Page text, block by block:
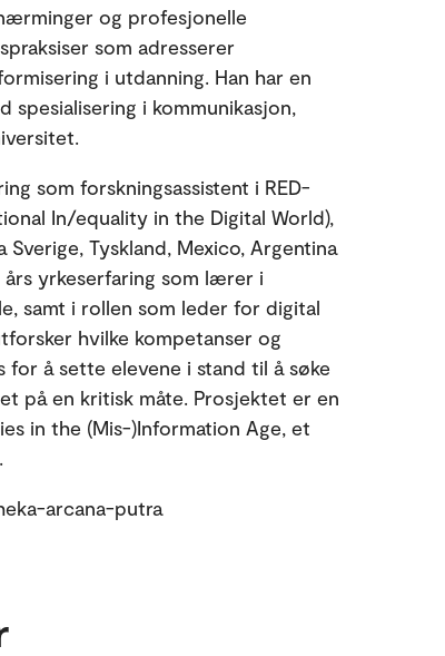
og profesjonelle
som adresserer
i utdanning. Han har en
spesialisering i kommunikasjon,
som forskningsassistent i RED-
In/equality in the Digital World),
Tyskland, Mexico, Argentina
yrkeserfaring som lærer i
samt i rollen som leder for digital
hvilke kompetanser og
å sette elevene i stand til å søke
på en kritisk måte. Prosjektet er en
in the (Mis-)Information Age, et
arcana-putra